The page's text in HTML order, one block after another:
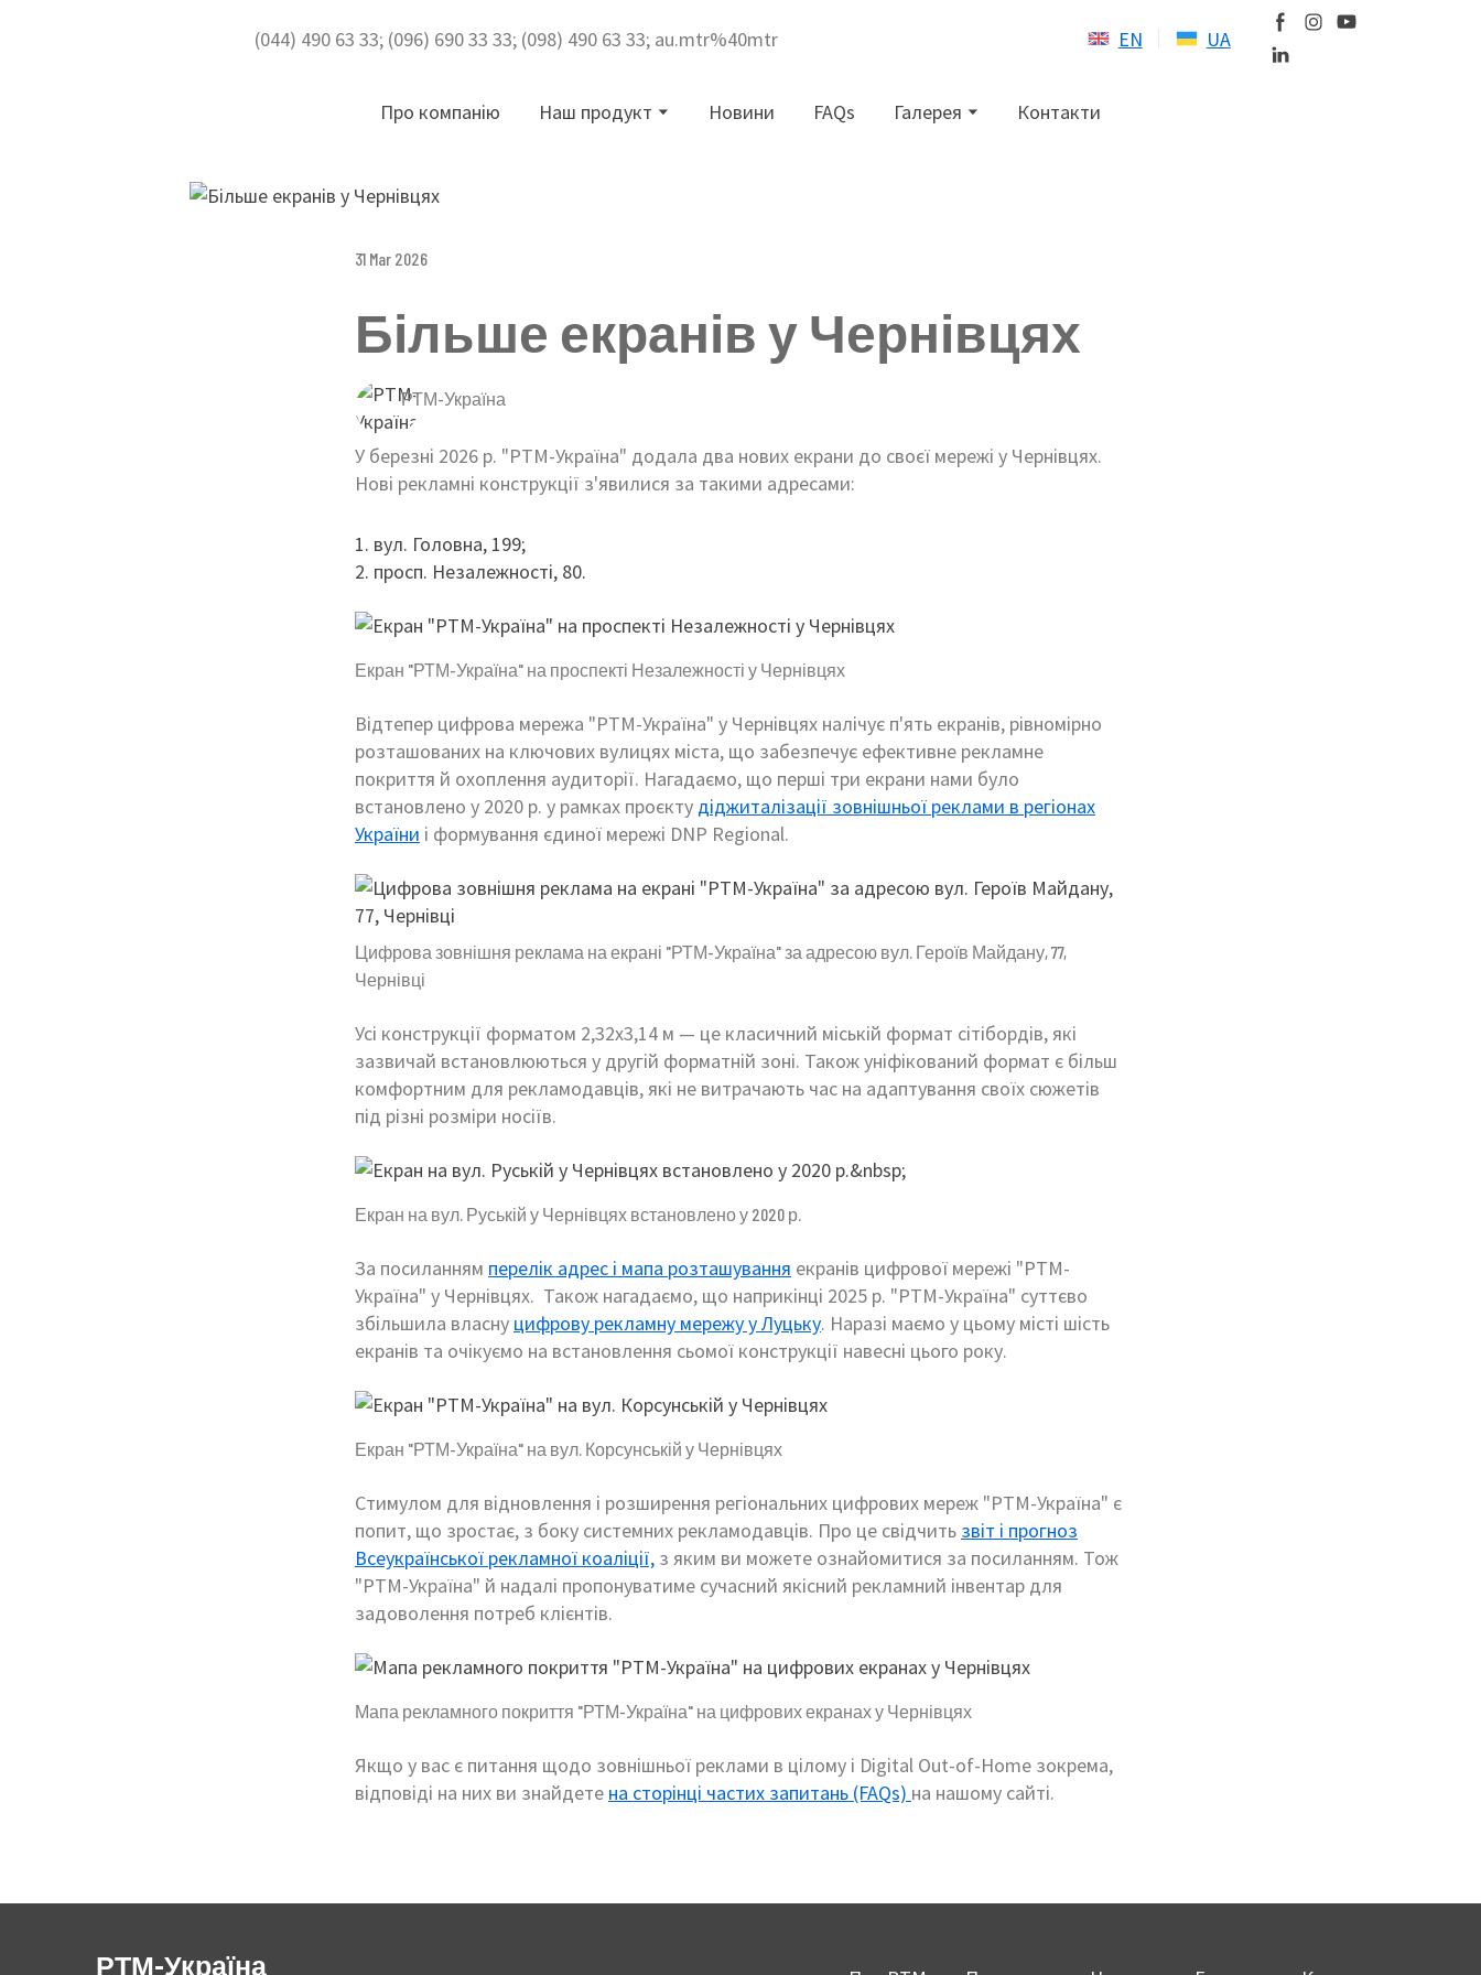
(044) 490 63 33; (096) 690 33 33; (098) 490 63 33; au.mtr%40mtr EN UA
Про компанію Наш продукт Новини FAQs Галерея Контакти
31 Mar 2026
Більше екранів у Чернівцях
РТМ-Україна
У березні 2026 р. "РТМ-Україна" додала два нових екрани до своєї мережі у Чернівцях.
Нові рекламні конструкції з'явилися за такими адресами:
вул. Головна, 199;
просп. Незалежності, 80.
Екран "РТМ-Україна" на проспекті Незалежності у Чернівцях
Відтепер цифрова мережа "РТМ-Україна" у Чернівцях налічує п'ять екранів, рівномірно
розташованих на ключових вулицях міста, що забезпечує ефективне рекламне
покриття й охоплення аудиторії. Нагадаємо, що перші три екрани нами було
встановлено у 2020 р. у рамках проєкту діджиталізації зовнішньої реклами в регіонах
України і формування єдиної мережі DNP Regional.
Цифрова зовнішня реклама на екрані "РТМ-Україна" за адресою вул. Героїв Майдану, 77,
Чернівці
Усі конструкції форматом 2,32х3,14 м — це класичний міській формат сітібордів, які
зазвичай встановлюються у другій форматній зоні. Також уніфікований формат є більш
комфортним для рекламодавців, які не витрачають час на адаптування своїх сюжетів
під різні розміри носіїв.
Екран на вул. Руській у Чернівцях встановлено у 2020 р.
За посиланням перелік адрес і мапа розташування екранів цифрової мережі "РТМ-
Україна" у Чернівцях. Також нагадаємо, що наприкінці 2025 р. "РТМ-Україна" суттєво
збільшила власну цифрову рекламну мережу у Луцьку. Наразі маємо у цьому місті шість
екранів та очікуємо на встановлення сьомої конструкції навесні цього року.
Екран "РТМ-Україна" на вул. Корсунській у Чернівцях
Стимулом для відновлення і розширення регіональних цифрових мереж "РТМ-Україна" є
попит, що зростає, з боку системних рекламодавців. Про це свідчить звіт і прогноз
Всеукраїнської рекламної коаліції, з яким ви можете ознайомитися за посиланням. Тож
"РТМ-Україна" й надалі пропонуватиме сучасний якісний рекламний інвентар для
задоволення потреб клієнтів.
Мапа рекламного покриття "РТМ-Україна" на цифрових екранах у Чернівцях
Якщо у вас є питання щодо зовнішньої реклами в цілому і Digital Out-of-Home зокрема,
відповіді на них ви знайдете на сторінці частих запитань (FAQs) на нашому сайті.
РТМ-Україна